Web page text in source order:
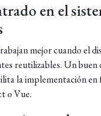
en el
mejor cuando el
reutilizables. Un buen
la implementación
o Vue.